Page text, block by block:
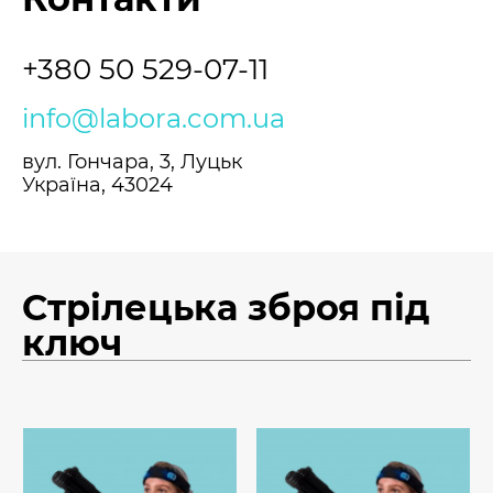
+380 50 529-07-11
info@labora.com.ua
вул. Гончара, 3, Луцьк
Україна, 43024
Стрілецька зброя під
ключ